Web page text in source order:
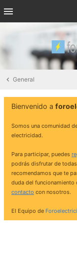
General
Bienvenido a
Somos una comunidad
electricidad.
Para participar, puedes
podrás disfrutar de
recomendamos que te
duda del funcionamiento
contacto con nosotros.
El Equipo de